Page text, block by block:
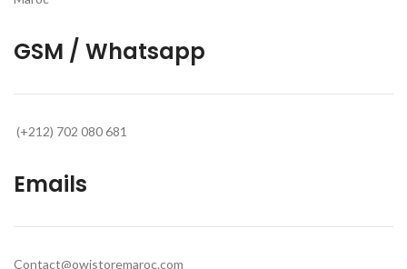
GSM / Whatsapp
(+212) 702 080 681
Emails
Contact@owistoremaroc.com